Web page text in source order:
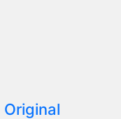
Original